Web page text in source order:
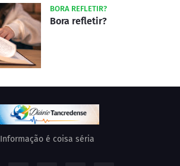
BORA REFLETIR?
Bora refletir?
Informação é coisa séria